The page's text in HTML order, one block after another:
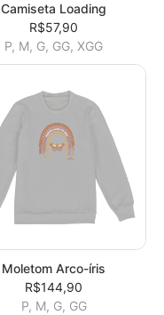
Camiseta Loading
R$57,90
P, M, G, GG, XGG
Moletom Arco-íris
R$144,90
P, M, G, GG